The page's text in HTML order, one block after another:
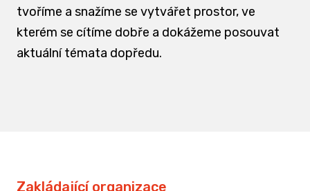
tvoříme a snažíme se vytvářet prostor, ve
kterém se cítíme dobře a dokážeme posouvat
aktuální témata dopředu.
Zakládající organizace